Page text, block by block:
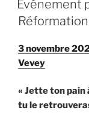
Événement
Réformation
3 novembre
Vevey
« Jette ton pain
tu le